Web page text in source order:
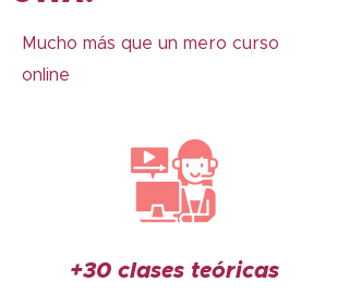
Mucho más que un mero curso
online
+30 clases teóricas